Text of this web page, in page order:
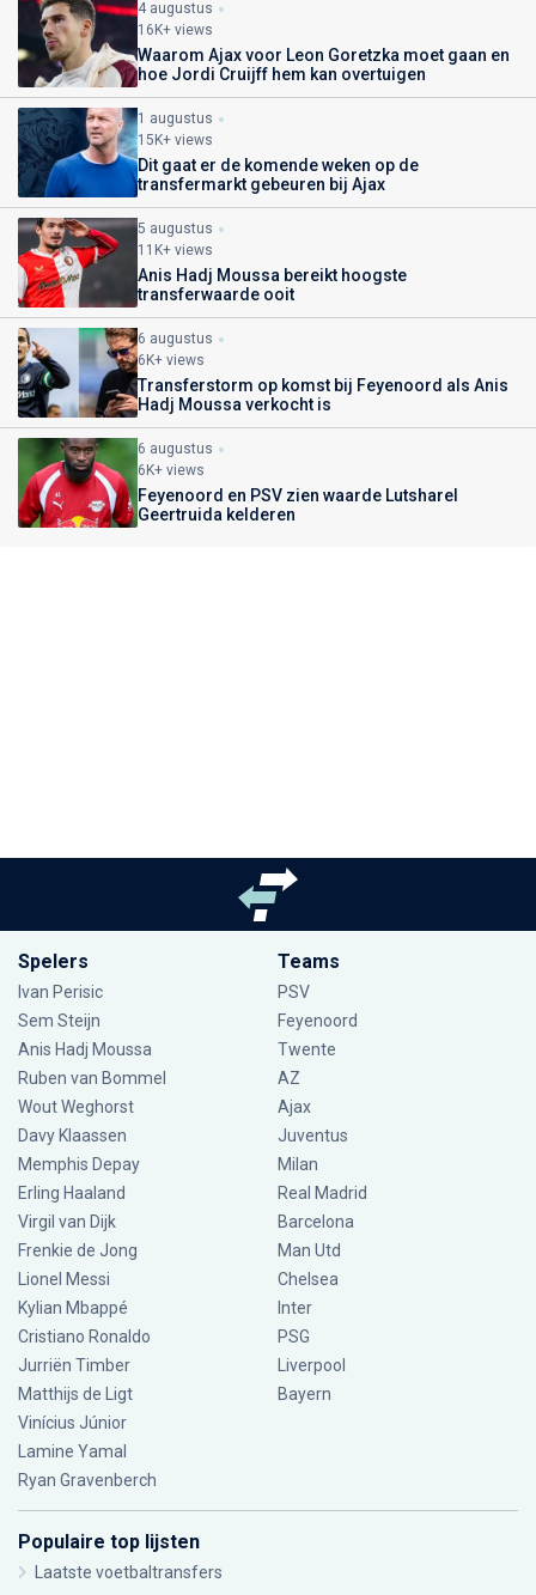
4 augustus
16K+ views
Waarom Ajax voor Leon Goretzka moet gaan en
hoe Jordi Cruijff hem kan overtuigen
1 augustus
15K+ views
Dit gaat er de komende weken op de
transfermarkt gebeuren bij Ajax
5 augustus
11K+ views
Anis Hadj Moussa bereikt hoogste
transferwaarde ooit
6 augustus
6K+ views
Transferstorm op komst bij Feyenoord als Anis
Hadj Moussa verkocht is
6 augustus
6K+ views
Feyenoord en PSV zien waarde Lutsharel
Geertruida kelderen
Spelers
Ivan Perisic
Sem Steijn
Anis Hadj Moussa
Ruben van Bommel
Wout Weghorst
Davy Klaassen
Memphis Depay
Erling Haaland
Virgil van Dijk
Frenkie de Jong
Lionel Messi
Kylian Mbappé
Cristiano Ronaldo
Jurriën Timber
Matthijs de Ligt
Vinícius Júnior
Lamine Yamal
Ryan Gravenberch
Teams
PSV
Feyenoord
Twente
AZ
Ajax
Juventus
Milan
Real Madrid
Barcelona
Man Utd
Chelsea
Inter
PSG
Liverpool
Bayern
Populaire top lijsten
Laatste voetbaltransfers